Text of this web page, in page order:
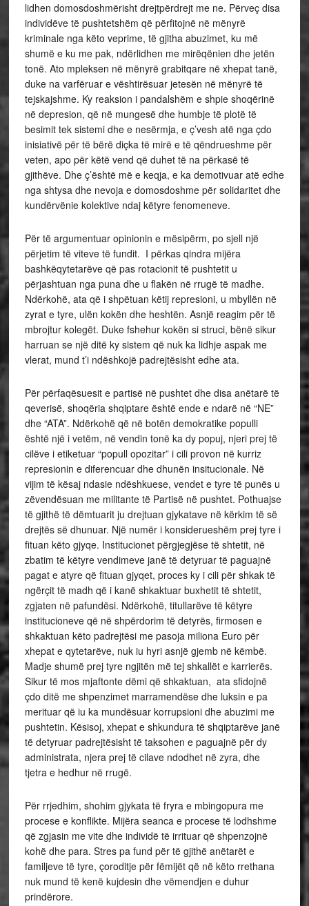
lidhen domosdoshmërisht drejtpërdrejt me ne. Përveç disa
individëve të pushtetshëm që përfitojnë në mënyrë
kriminale nga këto veprime, të gjitha abuzimet, ku më
shumë e ku me pak, ndërlidhen me mirëqënien dhe jetën
tonë. Ato mpleksen në mënyrë grabitqare në xhepat tanë,
duke na varfëruar e vështirësuar jetesën në mënyrë të
tejskajshme. Ky reaksion i pandalshëm e shpie shoqërinë
në depresion, që në mungesë dhe humbje të plotë të
besimit tek sistemi dhe e nesërmja, e ç’vesh atë nga çdo
inisiativë për të bërë diçka të mirë e të qëndrueshme për
veten, apo për këtë vend që duhet të na përkasë të
gjithëve. Dhe ç’është më e keqja, e ka demotivuar atë edhe
nga shtysa dhe nevoja e domosdoshme për solidaritet dhe
kundërvënie kolektive ndaj këtyre fenomeneve.
Për të argumentuar opinionin e mësipërm, po sjell një
përjetim të viteve të fundit. I përkas qindra mijëra
bashkëqytetarëve që pas rotacionit të pushtetit u
përjashtuan nga puna dhe u flakën në rrugë të madhe.
Ndërkohë, ata që i shpëtuan këtij represioni, u mbyllën në
zyrat e tyre, ulën kokën dhe heshtën. Asnjë reagim për të
mbrojtur kolegët. Duke fshehur kokën si struci, bënë sikur
harruan se një ditë ky sistem që nuk ka lidhje aspak me
vlerat, mund t’i ndëshkojë padrejtësisht edhe ata.
Për përfaqësuesit e partisë në pushtet dhe disa anëtarë të
qeverisë, shoqëria shqiptare është ende e ndarë në “NE”
dhe “ATA”. Ndërkohë që në botën demokratike populli
është një i vetëm, në vendin tonë ka dy popuj, njeri prej të
cilëve i etiketuar “popull opozitar” i cili provon në kurriz
represionin e diferencuar dhe dhunën insitucionale. Në
vijim të kësaj ndasie ndëshkuese, vendet e tyre të punës u
zëvendësuan me militante të Partisë në pushtet. Pothuajse
të gjithë të dëmtuarit ju drejtuan gjykatave në kërkim të së
drejtës së dhunuar. Një numër i konsiderueshëm prej tyre i
fituan këto gjyqe. Institucionet përgjegjëse të shtetit, në
zbatim të këtyre vendimeve janë të detyruar të paguajnë
pagat e atyre që fituan gjyqet, proces ky i cili për shkak të
ngërçit të madh që i kanë shkaktuar buxhetit të shtetit,
zgjaten në pafundësi. Ndërkohë, titullarëve të këtyre
institucioneve që në shpërdorim të detyrës, firmosen e
shkaktuan këto padrejtësi me pasoja miliona Euro për
xhepat e qytetarëve, nuk iu hyri asnjë gjemb në këmbë.
Madje shumë prej tyre ngjitën më tej shkallët e karrierës.
Sikur të mos mjaftonte dëmi që shkaktuan, ata sfidojnë
çdo ditë me shpenzimet marramendëse dhe luksin e pa
merituar që iu ka mundësuar korrupsioni dhe abuzimi me
pushtetin. Kësisoj, xhepat e shkundura të shqiptarëve janë
të detyruar padrejtësisht të taksohen e paguajnë për dy
administrata, njera prej të cilave ndodhet në zyra, dhe
tjetra e hedhur në rrugë.
Për rrjedhim, shohim gjykata të fryra e mbingopura me
procese e konflikte. Mijëra seanca e procese të lodhshme
që zgjasin me vite dhe individë të irrituar që shpenzojnë
kohë dhe para. Stres pa fund për të gjithë anëtarët e
familjeve të tyre, çoroditje për fëmijët që në këto rrethana
nuk mund të kenë kujdesin dhe vëmendjen e duhur
prindërore.